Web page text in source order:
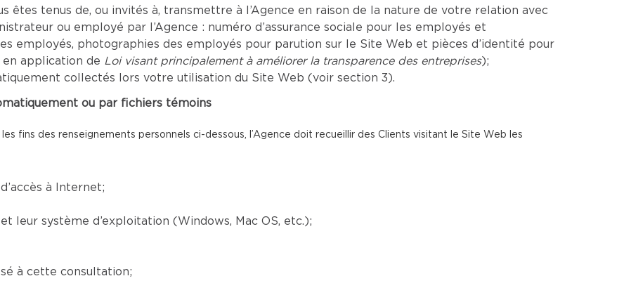
êtes tenus de, ou invités à, transmettre à l’Agence en raison de la nature de votre relation avec
ou employé par l’Agence : numéro d’assurance sociale pour les employés et
employés, photographies des employés pour parution sur le Site Web et pièces d’identité pour
en application de Loi visant principalement à améliorer la transparence des entreprises);
collectés lors votre utilisation du Site Web (voir section 3).
ou par fichiers témoins
fins des renseignements personnels ci-dessous, l’Agence doit recueillir des Clients visitant le Site Web les
à Internet;
leur système d’exploitation (Windows, Mac OS, etc.);
à cette consultation;